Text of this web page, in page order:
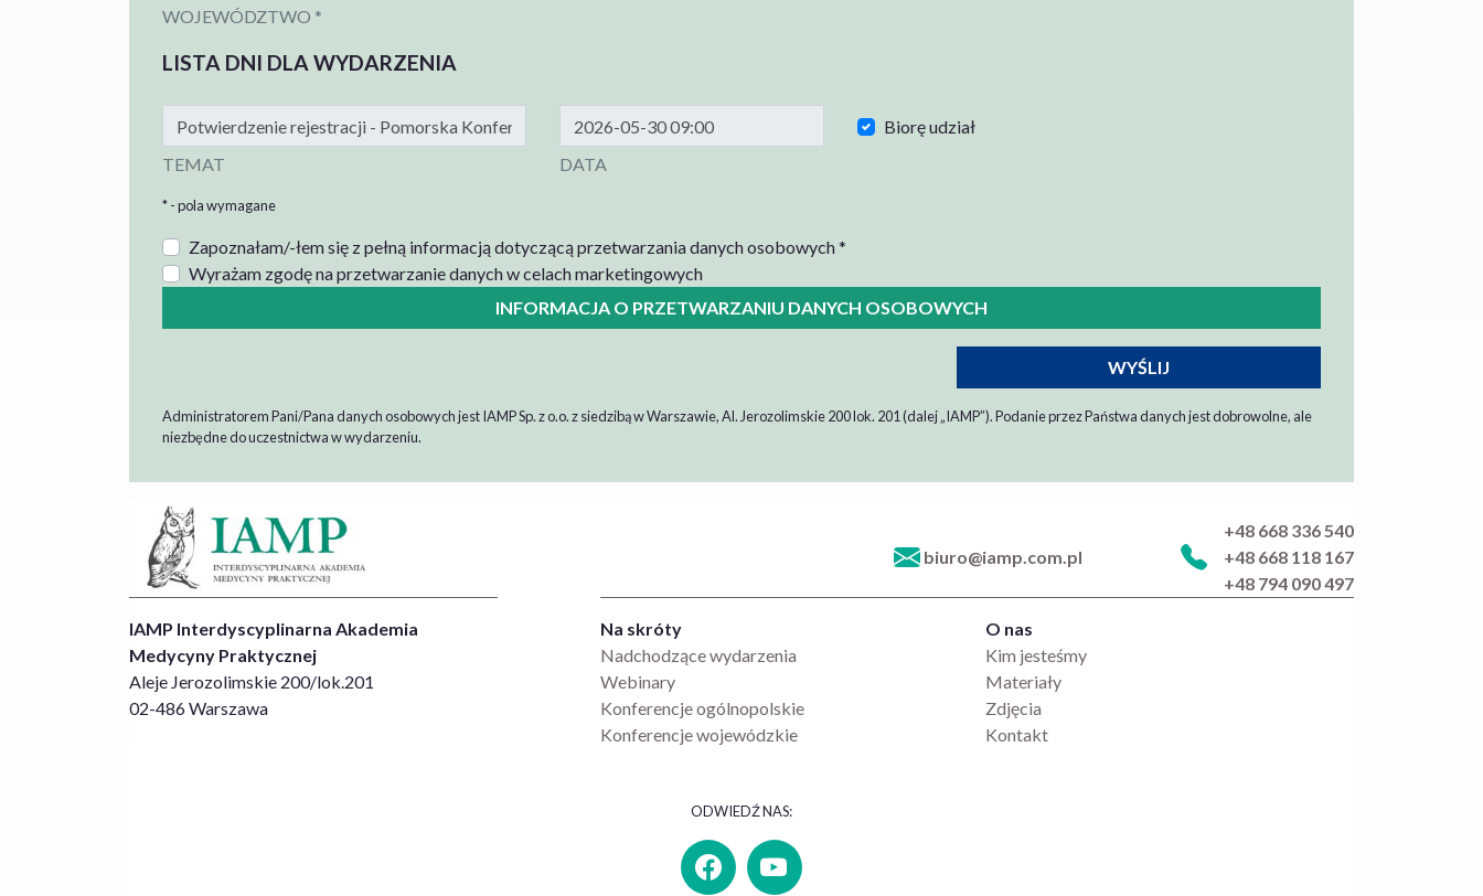
WOJEWÓDZTWO *
LISTA DNI DLA WYDARZENIA
TEMAT DATA
Biorę udział
* - pola wymagane
Zapoznałam/-łem się z pełną informacją dotyczącą przetwarzania danych osobowych *
Wyrażam zgodę na przetwarzanie danych w celach marketingowych
INFORMACJA O PRZETWARZANIU DANYCH OSOBOWYCH
WYŚLIJ
Administratorem Pani/Pana danych osobowych jest IAMP Sp. z o.o. z siedzibą w Warszawie, Al. Jerozolimskie 200 lok. 201 (dalej „IAMP”). Podanie przez Państwa danych jest dobrowolne, ale
niezbędne do uczestnictwa w wydarzeniu.
biuro@iamp.com.pl
+48 668 336 540
+48 668 118 167
+48 794 090 497
IAMP Interdyscyplinarna Akademia
Medycyny Praktycznej
Aleje Jerozolimskie 200/lok.201
02-486 Warszawa
Na skróty
Nadchodzące wydarzenia
Webinary
Konferencje ogólnopolskie
Konferencje wojewódzkie
O nas
Kim jesteśmy
Materiały
Zdjęcia
Kontakt
ODWIEDŹ NAS: